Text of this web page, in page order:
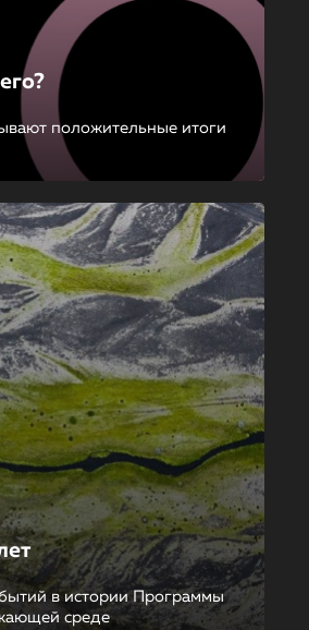
положительные итоги
в истории Программы
среде